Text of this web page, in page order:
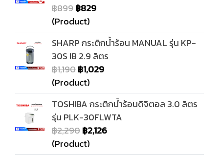
฿899฿829
(Product)
SHARP กระติกน้ำร้อน MANUAL รุ่น KP-
30S IB 2.9 ลิตร
฿1,190฿1,029
(Product)
TOSHIBA กระติกน้ำร้อนดิจิตอล 3.0 ลิตร
รุ่น PLK-30FLWTA
฿2,290฿2,126
(Product)